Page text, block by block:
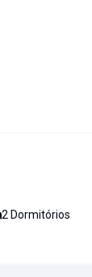
2 Dormitórios